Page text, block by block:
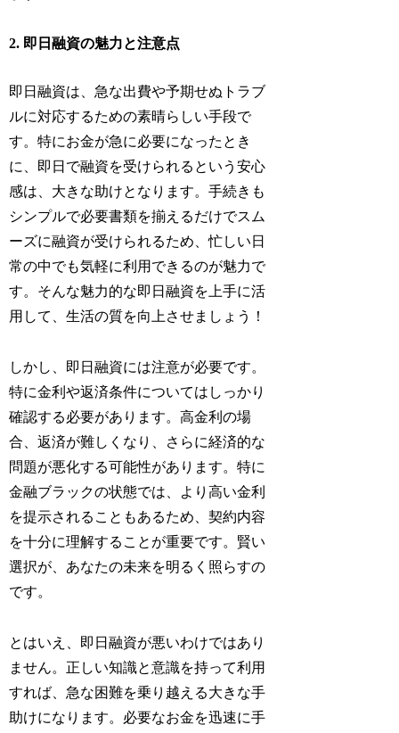
2. 即日融資の魅力と注意点
即日融資は、急な出費や予期せぬトラブ
ルに対応するための素晴らしい手段で
す。特にお金が急に必要になったとき
に、即日で融資を受けられるという安心
感は、大きな助けとなります。手続きも
シンプルで必要書類を揃えるだけでスム
ーズに融資が受けられるため、忙しい日
常の中でも気軽に利用できるのが魅力で
す。そんな魅力的な即日融資を上手に活
用して、生活の質を向上させましょう！
しかし、即日融資には注意が必要です。
特に金利や返済条件についてはしっかり
確認する必要があります。高金利の場
合、返済が難しくなり、さらに経済的な
問題が悪化する可能性があります。特に
金融ブラックの状態では、より高い金利
を提示されることもあるため、契約内容
を十分に理解することが重要です。賢い
選択が、あなたの未来を明るく照らすの
です。
とはいえ、即日融資が悪いわけではあり
ません。正しい知識と意識を持って利用
すれば、急な困難を乗り越える大きな手
助けになります。必要なお金を迅速に手